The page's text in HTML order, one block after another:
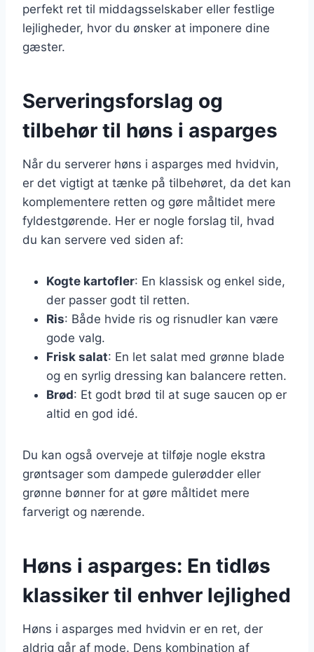
perfekt ret til middagsselskaber eller festlige
lejligheder, hvor du ønsker at imponere dine
gæster.
Serveringsforslag og
tilbehør til høns i asparges
Når du serverer høns i asparges med hvidvin,
er det vigtigt at tænke på tilbehøret, da det kan
komplementere retten og gøre måltidet mere
fyldestgørende. Her er nogle forslag til, hvad
du kan servere ved siden af:
Kogte kartofler: En klassisk og enkel side,
der passer godt til retten.
Ris: Både hvide ris og risnudler kan være
gode valg.
Frisk salat: En let salat med grønne blade
og en syrlig dressing kan balancere retten.
Brød: Et godt brød til at suge saucen op er
altid en god idé.
Du kan også overveje at tilføje nogle ekstra
grøntsager som dampede gulerødder eller
grønne bønner for at gøre måltidet mere
farverigt og nærende.
Høns i asparges: En tidløs
klassiker til enhver lejlighed
Høns i asparges med hvidvin er en ret, der
aldrig går af mode. Dens kombination af